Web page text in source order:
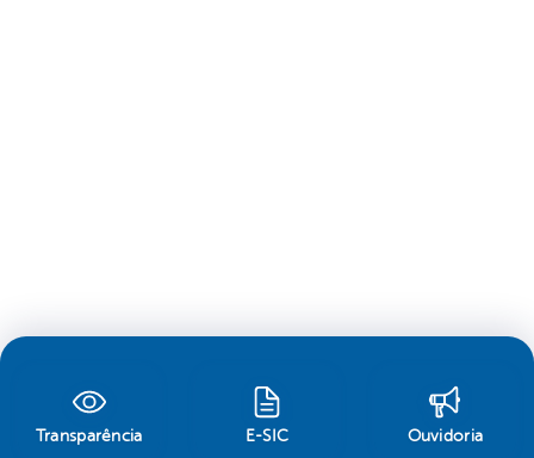
Transparência E-SIC Ouvidoria